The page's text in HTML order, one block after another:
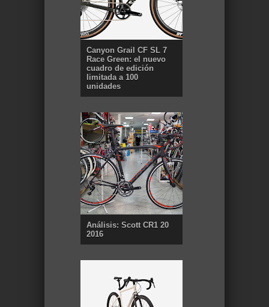
Canyon Grail CF SL 7
Race Green: el nuevo
cuadro de edición
limitada a 100
unidades
Análisis: Scott CR1 20
2016